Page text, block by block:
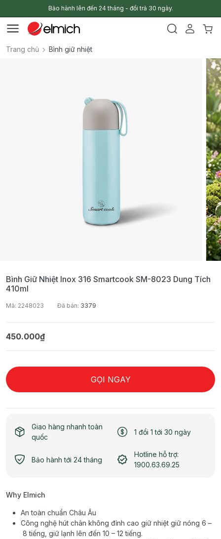
Bảo hành lên đến 24 tháng - đổi trả 30 ngày.
Trang chủ Bình giữ nhiệt
Bình Giữ Nhiệt Inox 316 Smartcook SM-8023 Dung Tích
410ml
Mã: 2248023 Đã bán: 3379
450.000₫
GỌI NGAY
Giao hàng nhanh toàn
quốc
1 đổi 1 tới 30 ngày
Bảo hành tới 24 tháng
Hotline hỗ trợ:
1900.63.69.25
Why Elmich
An toàn chuẩn Châu Âu
Công nghệ hút chân không đỉnh cao giữ nhiệt giữ nóng 6 –
8 tiếng, giữ lạnh lên đến 10 – 12 tiếng.